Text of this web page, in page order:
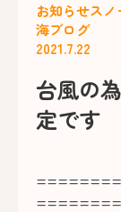
お知らせスノ
海ブログ
2021.7.22
台風の
定です